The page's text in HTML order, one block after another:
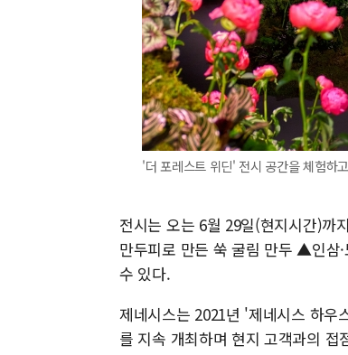
'더 포레스트 위딘' 전시 공간을 체험하
전시는 오는 6월 29일(현지시간)
만두피로 만든 쑥 굴림 만두 ▲인삼
수 있다.
제네시스는 2021년 '제네시스 하우
를 지속 개최하며 현지 고객과의 접